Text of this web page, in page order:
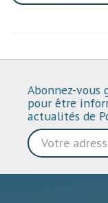
Abonnez-
pour être
actualités de